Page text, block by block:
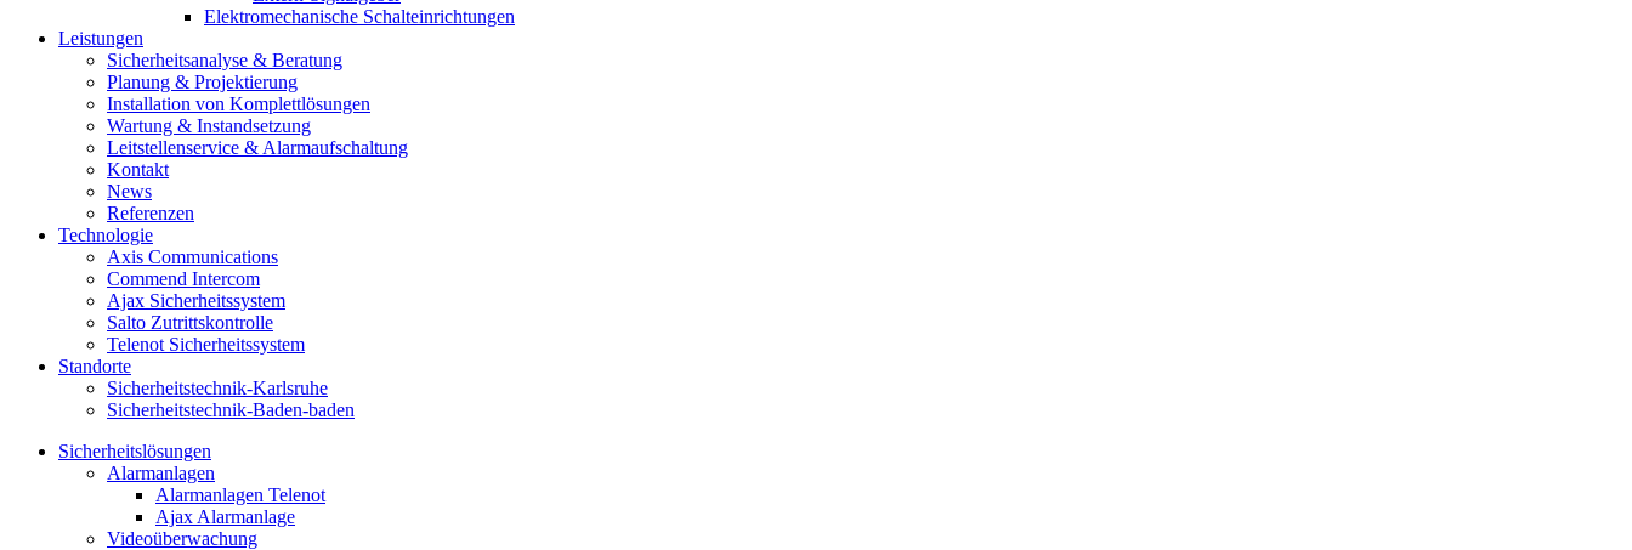
Elektromechanische Schalteinrichtungen
Leistungen
Sicherheitsanalyse & Beratung
Planung & Projektierung​
Installation von Komplettlösungen
Wartung & Instandsetzung
Leitstellenservice & Alarmaufschaltung
Kontakt
News
Referenzen
Technologie
Axis Communications
Commend Intercom
Ajax Sicherheitssystem​
Salto Zutrittskontrolle
Telenot Sicherheitssystem
Standorte
Sicherheitstechnik-Karlsruhe
Sicherheitstechnik-Baden-baden
Sicherheitslösungen
Alarmanlagen
Alarmanlagen Telenot
Ajax Alarmanlage
Videoüberwachung